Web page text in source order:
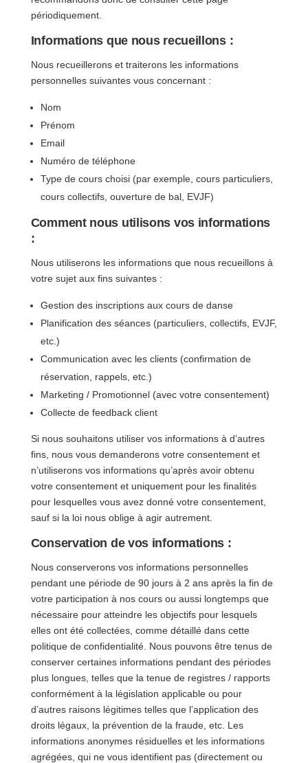
périodiquement.
Informations que nous recueillons :
Nous recueillerons et traiterons les informations
personnelles suivantes vous concernant :
Nom
Prénom
Email
Numéro de téléphone
Type de cours choisi (par exemple, cours particuliers,
cours collectifs, ouverture de bal, EVJF)
Comment nous utilisons vos informations
:
Nous utiliserons les informations que nous recueillons à
votre sujet aux fins suivantes :
Gestion des inscriptions aux cours de danse
Planification des séances (particuliers, collectifs, EVJF,
etc.)
Communication avec les clients (confirmation de
réservation, rappels, etc.)
Marketing / Promotionnel (avec votre consentement)
Collecte de feedback client
Si nous souhaitons utiliser vos informations à d’autres
fins, nous vous demanderons votre consentement et
n’utiliserons vos informations qu’après avoir obtenu
votre consentement et uniquement pour les finalités
pour lesquelles vous avez donné votre consentement,
sauf si la loi nous oblige à agir autrement.
Conservation de vos informations :
Nous conserverons vos informations personnelles
pendant une période de 90 jours à 2 ans après la fin de
votre participation à nos cours ou aussi longtemps que
nécessaire pour atteindre les objectifs pour lesquels
elles ont été collectées, comme détaillé dans cette
politique de confidentialité. Nous pouvons être tenus de
conserver certaines informations pendant des périodes
plus longues, telles que la tenue de registres / rapports
conformément à la législation applicable ou pour
d’autres raisons légitimes telles que l’application des
droits légaux, la prévention de la fraude, etc. Les
informations anonymes résiduelles et les informations
agrégées, qui ne vous identifient pas (directement ou